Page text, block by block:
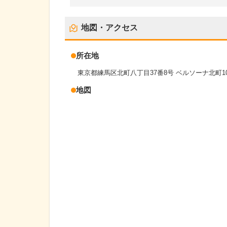
地図・アクセス
所在地
東京都練馬区北町八丁目37番8号 ベルソーナ北町
地図